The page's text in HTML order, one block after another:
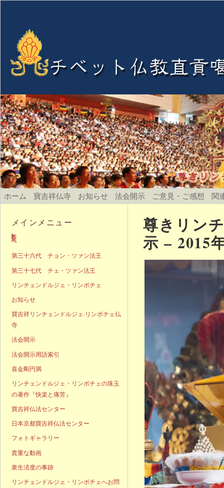
ホーム 寶吉祥仏寺 お知らせ 法会開示 ご意見・ご感想 関
尊きリン
示 – 2015
メインメニュー
第三十六代 チョン・ツァン法王
第三十七代 チェ・ツァン法王
リンチェンドルジェ・リンポチェ
お知らせ
寶吉祥リンチェンドルジェ·リンポチェ仏
寺
法会開示
法会開示用語索引
喜金剛円満
リンチェンドルジェ・リンポチェの珠玉
の著作『快楽と痛苦』
寶吉祥仏法センター
日本京都寶吉祥仏法センター
フォトギャラリー
貴重な動画
衆生済度の事跡
リンチェンドルジェ・リンポチェへお問